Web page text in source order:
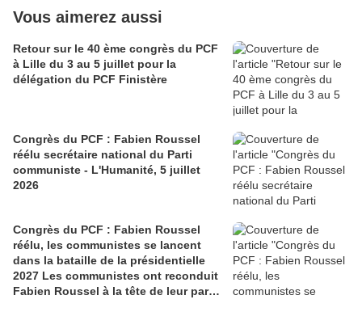
Vous aimerez aussi
Retour sur le 40 ème congrès du PCF
à Lille du 3 au 5 juillet pour la
délégation du PCF Finistère
Congrès du PCF : Fabien Roussel
réélu secrétaire national du Parti
communiste - L'Humanité, 5 juillet
2026
Congrès du PCF : Fabien Roussel
réélu, les communistes se lancent
dans la bataille de la présidentielle
2027 Les communistes ont reconduit
Fabien Roussel à la tête de leur parti,